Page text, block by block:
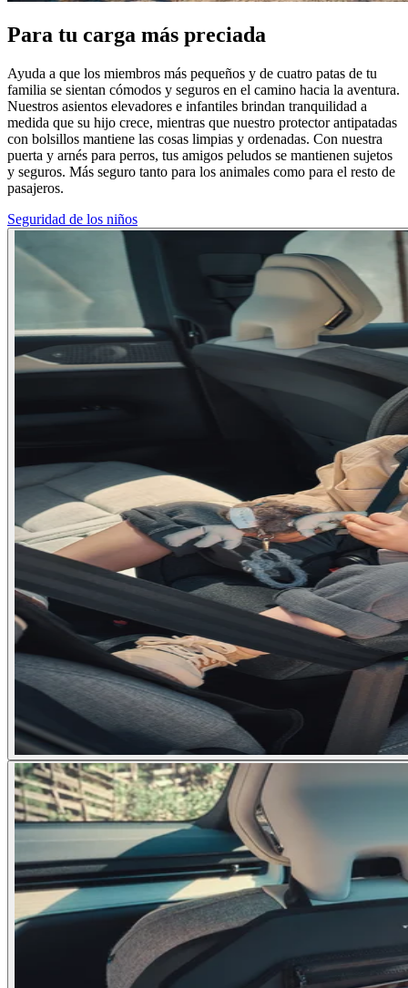
Para tu carga más preciada
Ayuda a que los miembros más pequeños y de cuatro patas de tu
familia se sientan cómodos y seguros en el camino hacia la aventura.
Nuestros asientos elevadores e infantiles brindan tranquilidad a
medida que su hijo crece, mientras que nuestro protector antipatadas
con bolsillos mantiene las cosas limpias y ordenadas. Con nuestra
puerta y arnés para perros, tus amigos peludos se mantienen sujetos
y seguros. Más seguro tanto para los animales como para el resto de
pasajeros.
Seguridad de los niños